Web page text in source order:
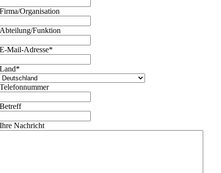
Firma/Organisation
Abteilung/Funktion
E-Mail-Adresse*
Land*
Telefonnummer
Betreff
Ihre Nachricht